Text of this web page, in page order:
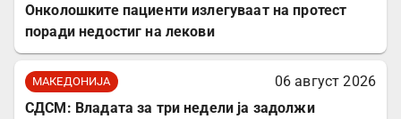
Онколошките пациенти излегуваат на протест
поради недостиг на лекови
МАКЕДОНИЈА
06 август 2026
СДСМ: Владата за три недели ја задолжи